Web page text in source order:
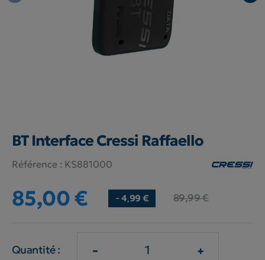
BT Interface Cressi Raffaello
Référence : KS881000
85,00 € - 4,99 € 89,99 €
Quantité : - +